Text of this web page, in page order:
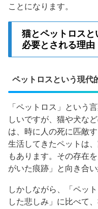
ことになります。
猫とペットロス
必要とされる理由
ペットロスという現代
「ペットロス」という
しいですが、猫や犬な
は、時に人の死に匹敵
生活してきたペットは
もあります。その存在
がいた痕跡」と向き合
しかしながら、「ペッ
した悲しみ」に比べて